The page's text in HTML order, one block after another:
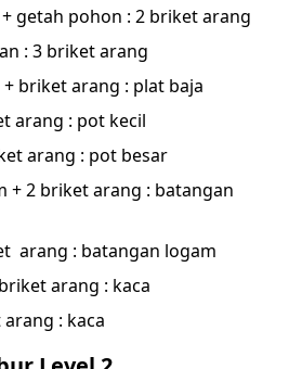
getah pohon : 2 briket arang
: 3 briket arang
briket arang : plat baja
arang : pot kecil
arang : pot besar
+ 2 briket arang : batangan
arang : batangan logam
arang : kaca
: kaca